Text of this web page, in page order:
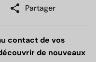
share Partager
contact de vos
de nouveaux